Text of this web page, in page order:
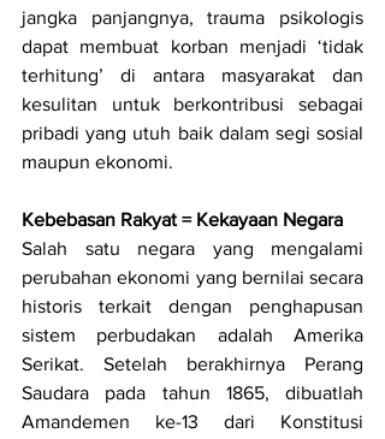
jangka panjangnya, trauma psikologis
dapat membuat korban menjadi ‘tidak
terhitung’ di antara masyarakat dan
kesulitan untuk berkontribusi sebagai
pribadi yang utuh baik dalam segi sosial
maupun ekonomi.
Kebebasan Rakyat = Kekayaan Negara
Salah satu negara yang mengalami
perubahan ekonomi yang bernilai secara
historis terkait dengan penghapusan
sistem perbudakan adalah Amerika
Serikat. Setelah berakhirnya Perang
Saudara pada tahun 1865, dibuatlah
Amandemen ke-13 dari Konstitusi